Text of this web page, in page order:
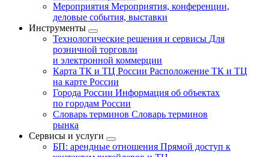
Мероприятия Мероприятия, конференции,
деловые события, выставки
Инструменты
Технологические решения и сервисы Для
розничной торговли
и электронной коммерции
Карта ТК и ТЦ России Расположение ТК и ТЦ
на карте России
Города России Информация об объектах
по городам России
Словарь терминов Словарь терминов
рынка
Сервисы и услуги
БП: арендные отношения Прямой доступ к